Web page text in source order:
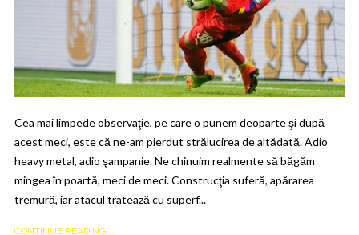
Cea mai limpede observaţie, pe care o punem deoparte şi după
acest meci, este că ne-am pierdut strălucirea de altădată. Adio
heavy metal, adio şampanie. Ne chinuim realmente să băgăm
mingea în poartă, meci de meci. Construcţia suferă, apărarea
tremură, iar atacul tratează cu superf...
CONTINUE READING ...